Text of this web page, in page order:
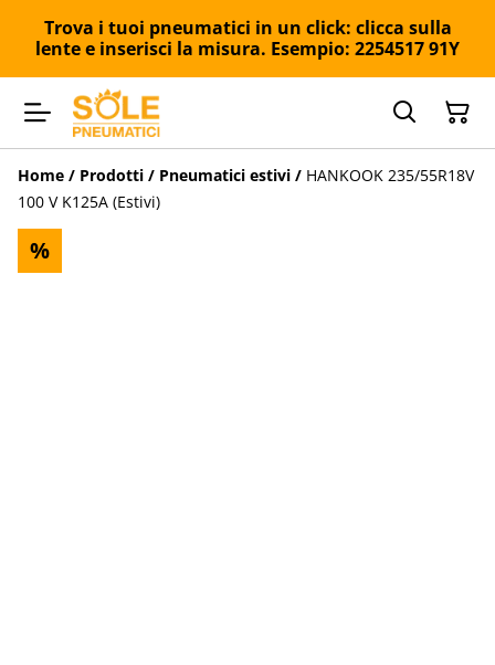
Trova i tuoi pneumatici in un click: clicca sulla
lente e inserisci la misura. Esempio: 2254517 91Y
Home / Prodotti / Pneumatici estivi / HANKOOK 235/55R18V
100 V K125A (Estivi)
%